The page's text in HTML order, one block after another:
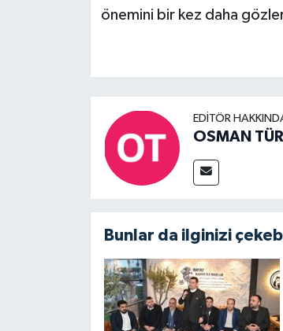
önemini bir kez daha
EDITÖR
OSMAN
Bunlar da ilginizi